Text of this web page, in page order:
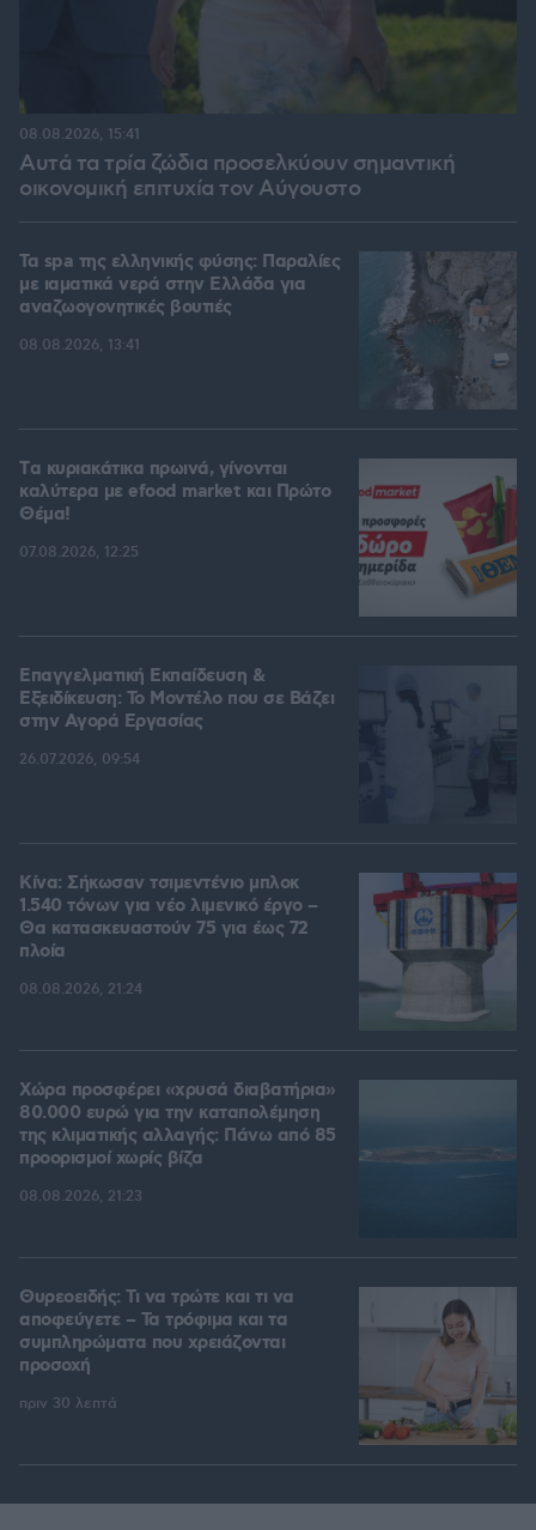
Αυτά τα τρία ζώδια προσελκύουν σημαντική
οικονομική επιτυχία τον Αύγουστο
08.08.2026, 15:41
Τα spa της ελληνικής φύσης: Παραλίες
με ιαματικά νερά στην Ελλάδα για
αναζωογονητικές βουτιές
08.08.2026, 13:41
Tα κυριακάτικα πρωινά, γίνονται
καλύτερα με efood market και Πρώτο
Θέμα!
07.08.2026, 12:25
Επαγγελματική Εκπαίδευση &
Εξειδίκευση: Το Mοντέλο που σε Bάζει
στην Aγορά Eργασίας
26.07.2026, 09:54
Κίνα: Σήκωσαν τσιμεντένιο μπλοκ
1.540 τόνων για νέο λιμενικό έργο –
Θα κατασκευαστούν 75 για έως 72
πλοία
08.08.2026, 21:24
Χώρα προσφέρει «χρυσά διαβατήρια»
80.000 ευρώ για την καταπολέμηση
της κλιματικής αλλαγής: Πάνω από 85
προορισμοί χωρίς βίζα
08.08.2026, 21:23
Θυρεοειδής: Τι να τρώτε και τι να
αποφεύγετε – Τα τρόφιμα και τα
συμπληρώματα που χρειάζονται
προσοχή
πριν 30 λεπτά